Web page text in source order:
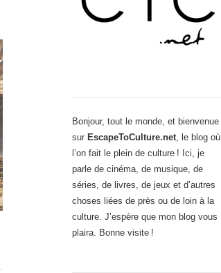
Bonjour, tout le monde, et bienvenue
sur EscapeToCulture.net , le blog où
l’on fait le plein de culture ! Ici, je
parle de cinéma, de musique, de
séries, de livres, de jeux et d’autres
choses liées de près ou de loin à la
culture. J’espère que mon blog vous
plaira. Bonne visite !